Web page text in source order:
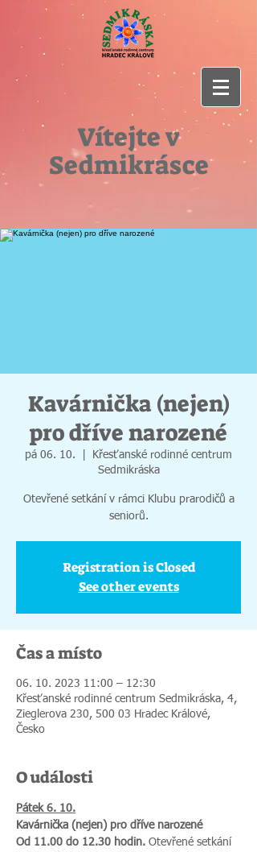
Vítejte v
Sedmikrásce
Kavárnička (nejen)
pro dříve narozené
pá 06. 10.
Křesťanské rodinné centrum
Sedmikráska
Otevřené setkání v rámci Klubu prarodičů a
seniorů.
Registration is Closed
See other events
Čas a místo
06. 10. 2023 11:00 – 12:30
Křesťanské rodinné centrum Sedmikráska, 4,
Zieglerova 230, 500 03 Hradec Králové,
Česko
O události
Pátek 6. 10.
Kavárnička (nejen) pro dříve narozené
Od 11.00 do 12.30 hodin. Otevřené setkání